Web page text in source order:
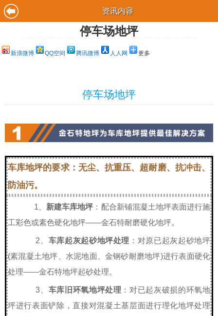
资讯内容
停车场地坪
新浪微博 QQ空间 腾讯微博 人人网 更多
停车场地坪
车库地坪的要求：无尘、抗重压、超耐磨、抗冲击、
防油污。
1、 新建车库地坪 ：配合新铺混凝土地坪表面进行施
工彩色或素色硬化地坪——金石特耐磨硬化地坪。
2、 车库起灰起砂地坪处理 ：对原已起灰起砂地坪
(素混凝土地坪、水泥地面、金钢砂耐磨地坪)进行表面硬化
处理——金石特地坪起砂处理。
3、 车库旧环氧地坪处理 ：对已起灰破损的环氧地
坪进行表面铲除，直接对混凝土基层面进行理化地坪处理